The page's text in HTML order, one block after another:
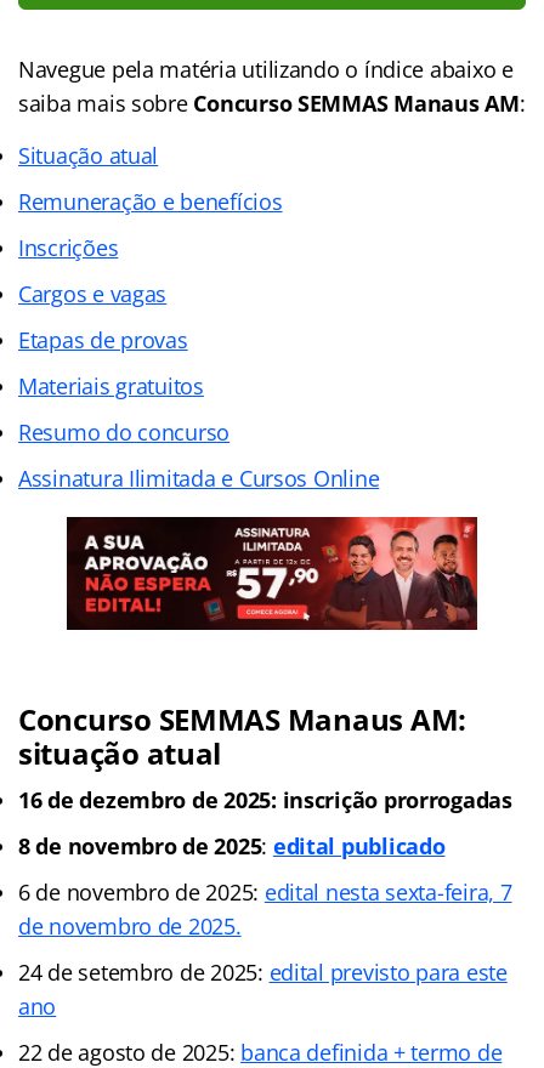
Navegue pela matéria utilizando o índice abaixo e
saiba mais sobre Concurso SEMMAS Manaus AM:
Situação atual
Remuneração e benefícios
Inscrições
Cargos e vagas
Etapas de provas
Materiais gratuitos
Resumo do concurso
Assinatura Ilimitada e Cursos Online
Concurso SEMMAS Manaus AM:
situação atual
16 de dezembro de 2025: inscrição prorrogadas
8 de novembro de 2025: edital publicado
6 de novembro de 2025: edital nesta sexta-feira, 7
de novembro de 2025.
24 de setembro de 2025: edital previsto para este
ano
22 de agosto de 2025: banca definida + termo de